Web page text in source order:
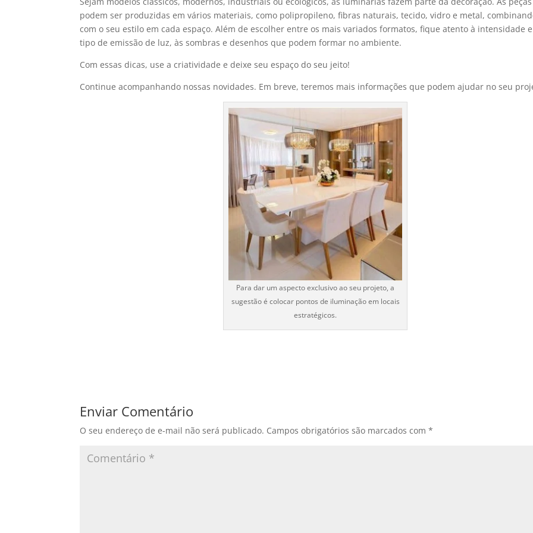
podem ser produzidas em vários materiais, como polipropileno, fibras naturais, tecido, vidro e metal,
com o seu estilo em cada espaço. Além de escolher entre os mais variados formatos, fique atento à intensidade
tipo de emissão de luz, às sombras e desenhos que podem formar no ambiente.
Com essas dicas, use a criatividade e deixe seu espaço do seu jeito!
Continue acompanhando nossas novidades. Em breve, teremos mais informações que podem ajudar no seu
Para dar um aspecto exclusivo ao seu projeto, a
sugestão é colocar pontos de iluminação em locais
estratégicos.
Enviar Comentário
O seu endereço de e-mail não será publicado. Campos obrigatórios são marcados com*